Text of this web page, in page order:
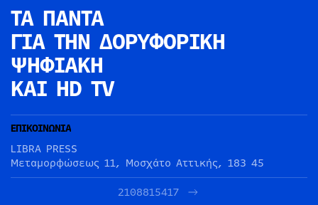
ΤΑ ΠΑΝΤΑ
ΓΙΑ ΤΗΝ ΔΟΡΥΦΟΡΙΚΗ
ΨΗΦΙΑΚΗ
ΚΑΙ HD TV
ΕΠΙΚΟΙΝΩΝΙΑ
LIBRA PRESS
Μεταμορφώσεως 11, Μοσχάτο Αττικής, 183 45
2108815417